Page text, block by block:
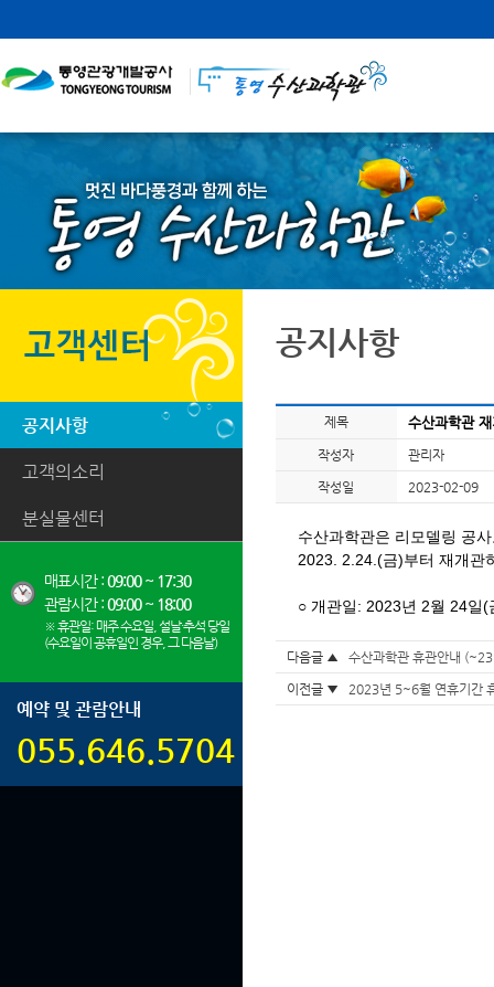
공지사항
고객의소리
분실물센터
매표시간 :09:00 ~ 17:30
관람시간 :09:00 ~ 18:00
※ 휴관일: 매주 수요일, 설날·추석 당일
(수요일이 공휴일인 경우, 그 다음날)
예약 및 관람안내
055.646.5704
공지사항
제목 수산과학관
작성자 관리자
작성일 2023-02-09
수산과학관은 리모델링 공
2023. 2.24.(금)부터 재개관
○ 개관일: 2023년 2월 24일(
다음글 ▲ 수산과학관 휴관안내
이전글 ▼ 2023년 5~6월 연휴기간